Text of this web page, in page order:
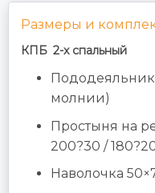
Размеры и
КПБ 2-x спальный
Пододеяльник
молнии)
Простыня на
200?30 /
Наволочка